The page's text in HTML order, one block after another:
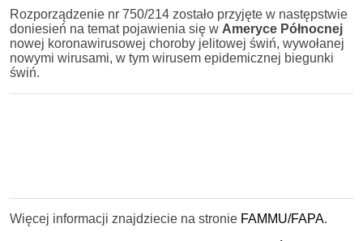
Rozporządzenie nr 750/214 zostało przyjęte w następstwie
doniesień na temat pojawienia się w Ameryce Północnej
nowej koronawirusowej choroby jelitowej świń, wywołanej
nowymi wirusami, w tym wirusem epidemicznej biegunki
świń.
Więcej informacji znajdziecie na stronie FAMMU/FAPA.